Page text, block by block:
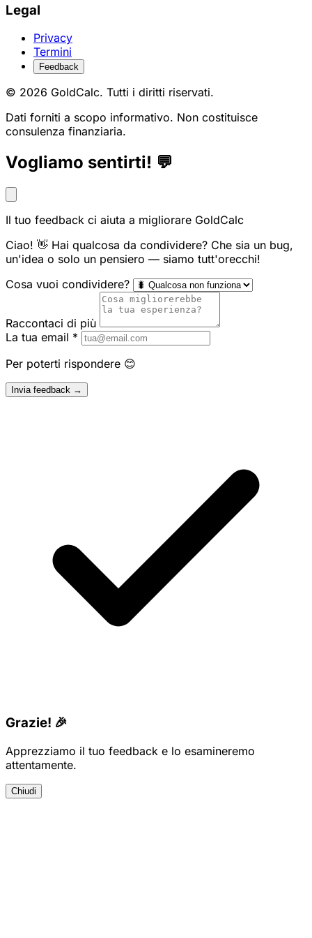
Legal
Privacy
Termini
Feedback
© 2026 GoldCalc. Tutti i diritti riservati.
Dati forniti a scopo informativo. Non costituisce
consulenza finanziaria.
Vogliamo sentirti! 💬
Il tuo feedback ci aiuta a migliorare GoldCalc
Ciao! 👋 Hai qualcosa da condividere? Che sia un bug,
un'idea o solo un pensiero — siamo tutt'orecchi!
Cosa vuoi condividere?
Raccontaci di più
La tua email *
Per poterti rispondere 😊
Invia feedback →
Grazie! 🎉
Apprezziamo il tuo feedback e lo esamineremo
attentamente.
Chiudi